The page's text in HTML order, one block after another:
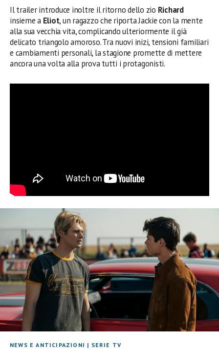
Il trailer introduce inoltre il ritorno dello zio Richard
insieme a Eliot, un ragazzo che riporta Jackie con la mente
alla sua vecchia vita, complicando ulteriormente il già
delicato triangolo amoroso. Tra nuovi inizi, tensioni familiari
e cambiamenti personali, la stagione promette di mettere
ancora una volta alla prova tutti i protagonisti.
NEWS E ANTICIPAZIONI | SERIE TV